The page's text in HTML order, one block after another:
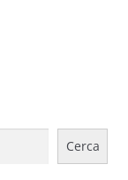
Cerca